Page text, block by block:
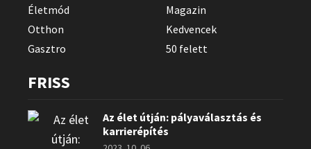
Életmód
Magazin
Otthon
Kedvencek
Gasztro
50 felett
FRISS
Az élet útján: pályaválasztás és
karrierépítés